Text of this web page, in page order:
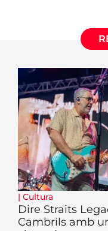
| Cultura
Dire Straits
Cambrils amb